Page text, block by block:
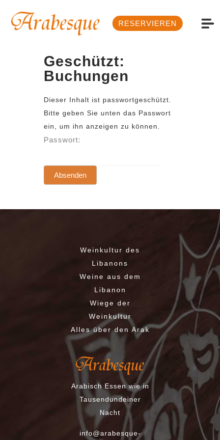
RESERVIEREN
Geschützt:
Buchungen
Dieser Inhalt ist passwortgeschützt.
Bitte geben Sie unten das Passwort
ein, um ihn anzeigen zu können.
Passwort:
Weinkultur des
Libanons
Weine aus dem
Libanon
Wiege der
Weinkultur
Alles über den Arak
Arabisch Essen wie in
Tausendundeiner
Nacht
info@arabesque-